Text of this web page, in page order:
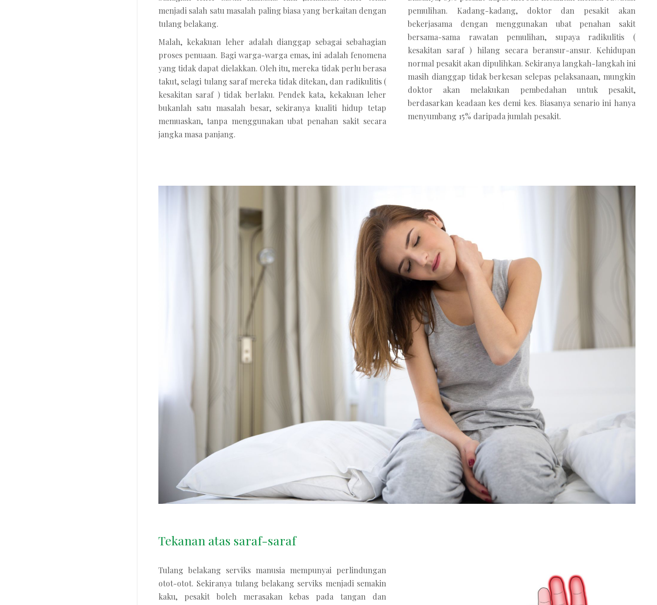
menjadi salah satu masalah paling biasa yang berkaitan dengan
tulang belakang.
Malah, kekakuan leher adalah dianggap sebagai sebahagian
proses penuaan. Bagi warga-warga emas, ini adalah fenomena
yang tidak dapat dielakkan. Oleh itu, mereka tidak perlu berasa
takut, selagi tulang saraf mereka tidak ditekan, dan radikulitis (
kesakitan saraf ) tidak berlaku. Pendek kata, kekakuan leher
bukanlah satu masalah besar, sekiranya kualiti hidup tetap
memuaskan, tanpa menggunakan ubat penahan sakit secara
jangka masa panjang.
pemulihan. Kadang-kadang, doktor dan pesakit akan
bekerjasama dengan menggunakan ubat penahan sakit
bersama-sama rawatan pemulihan, supaya radikulitis (
kesakitan saraf ) hilang secara beransur-ansur. Kehidupan
normal pesakit akan dipulihkan. Sekiranya langkah-langkah ini
masih dianggap tidak berkesan selepas pelaksanaan, mungkin
doktor akan melakukan pembedahan untuk pesakit,
berdasarkan keadaan kes demi kes. Biasanya senario ini hanya
menyumbang 15% daripada jumlah pesakit.
Tekanan atas saraf-saraf
Tulang belakang serviks manusia mempunyai perlindungan
otot-otot. Sekiranya tulang belakang serviks menjadi semakin
kaku, pesakit boleh merasakan kebas pada tangan dan